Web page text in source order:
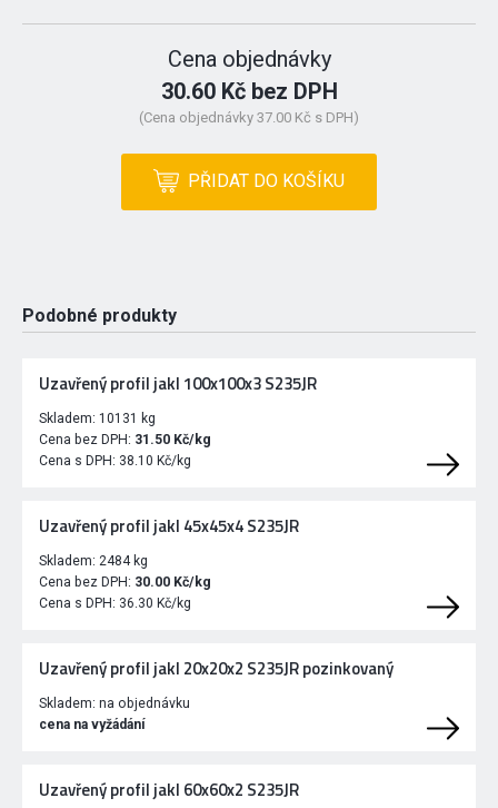
Cena objednávky
30.60 Kč bez DPH
(Cena objednávky 37.00 Kč s DPH)
PŘIDAT DO KOŠÍKU
Podobné produkty
Uzavřený profil jakl 100x100x3 S235JR
Skladem: 10131 kg
Cena bez DPH: 31.50 Kč/kg
Cena s DPH: 38.10 Kč/kg
Uzavřený profil jakl 45x45x4 S235JR
Skladem: 2484 kg
Cena bez DPH: 30.00 Kč/kg
Cena s DPH: 36.30 Kč/kg
Uzavřený profil jakl 20x20x2 S235JR pozinkovaný
Skladem: na objednávku
cena na vyžádání
Uzavřený profil jakl 60x60x2 S235JR